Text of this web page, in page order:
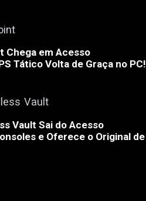
Chega em Acesso
Tático Volta de Graça no PC!
Vault Sai do Acesso
e Oferece o Original de